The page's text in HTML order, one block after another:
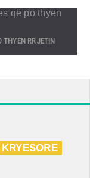
THYEN RRJETIN
KRYESORE